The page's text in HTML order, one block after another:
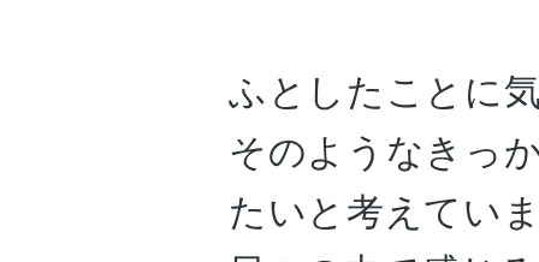
ふとしたことに
そのようなきっ
たいと考えてい